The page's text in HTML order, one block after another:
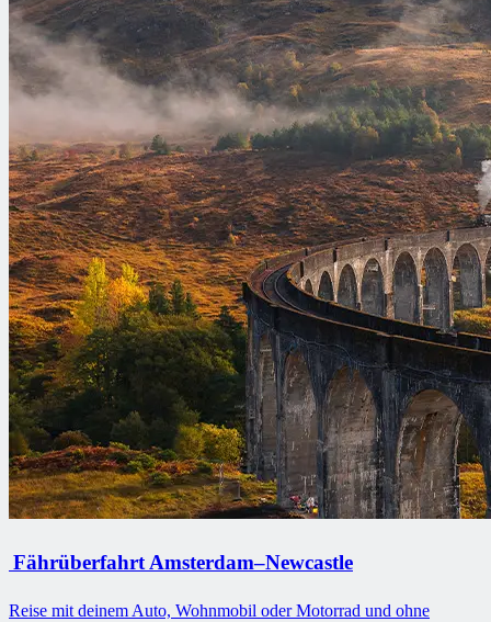
Fährüberfahrt Amsterdam–Newcastle
Reise mit deinem Auto, Wohnmobil oder Motorrad und ohne